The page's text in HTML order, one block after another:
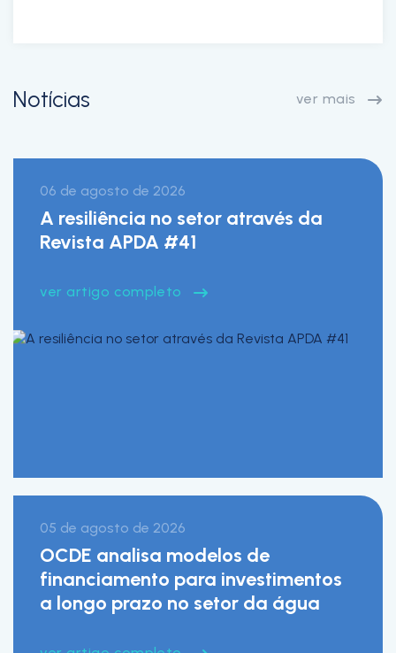
Notícias ver mais
06 de agosto de 2026
A resiliência no setor através da
Revista APDA #41
ver artigo completo
05 de agosto de 2026
OCDE analisa modelos de
financiamento para investimentos
a longo prazo no setor da água